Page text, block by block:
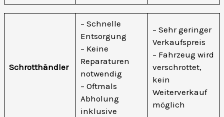
Schrotthändler
– Schnelle
Entsorgung
– Keine
Reparaturen
notwendig
– Oftmals
Abholung
inklusive
– Sehr geringer
Verkaufspreis
– Fahrzeug wird
verschrottet,
kein
Weiterverkauf
möglich